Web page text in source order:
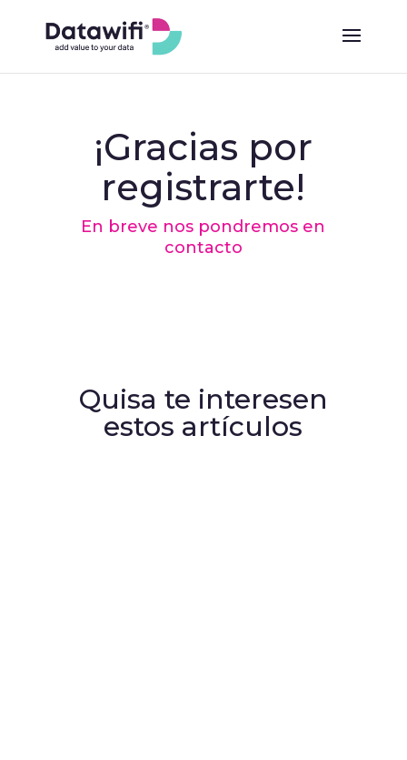
¡Gracias por
registrarte!
En breve nos pondremos en
contacto
Quisa te interesen
estos artículos